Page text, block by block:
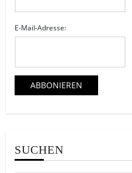
E-Mail-Adresse:
SUCHEN